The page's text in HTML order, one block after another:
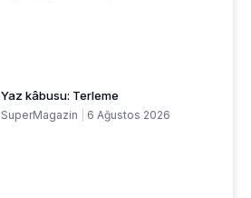
Yaz kâbusu: Terleme
SuperMagazin 6 Ağustos 2026